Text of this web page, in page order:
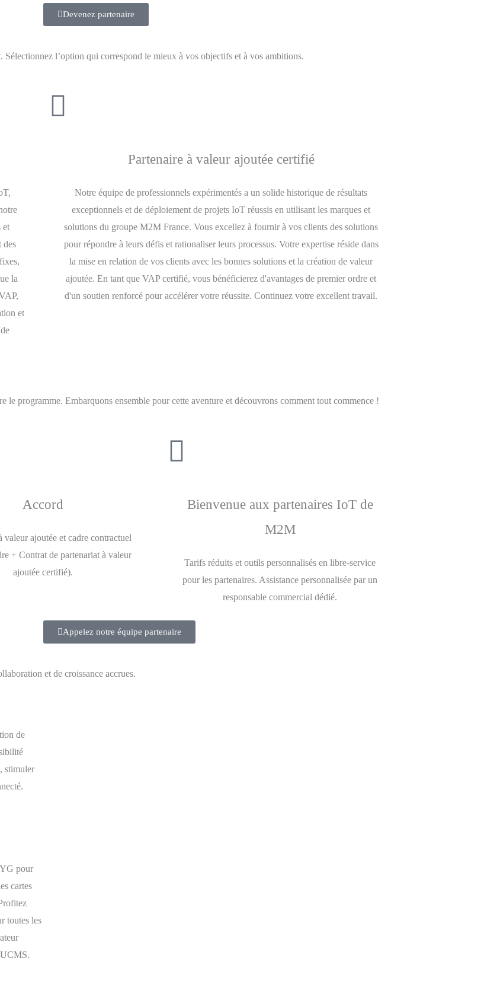
Devenez partenaire
l’option qui correspond le mieux à vos objectifs et à vos ambitions.
et
des
la
et
Partenaire à valeur ajoutée certifié
Notre équipe de professionnels expérimentés a un solide historique de résultats
exceptionnels et de déploiement de projets IoT réussis en utilisant les marques et
solutions du groupe M2M France. Vous excellez à fournir à vos clients des solutions
pour répondre à leurs défis et rationaliser leurs processus. Votre expertise réside dans
la mise en relation de vos clients avec les bonnes solutions et la création de valeur
ajoutée. En tant que VAP certifié, vous bénéficierez d'avantages de premier ordre et
d'un soutien renforcé pour accélérer votre réussite. Continuez votre excellent travail.
programme. Embarquons ensemble pour cette aventure et découvrons comment tout commence !
Accord
valeur ajoutée et cadre contractuel
+ Contrat de partenariat à valeur
ajoutée certifié).
Bienvenue aux partenaires IoT de
M2M
Tarifs réduits et outils personnalisés en libre-service
pour les partenaires. Assistance personnalisée par un
responsable commercial dédié.
Appelez notre équipe partenaire
et de croissance accrues.
de
stimuler
pour
cartes
toutes les